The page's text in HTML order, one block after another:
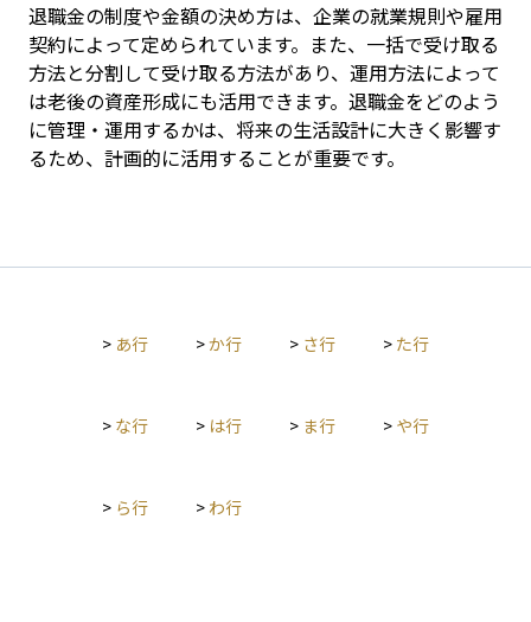
退職金の制度や金額の決め方は、企業の就業規則や雇用
契約によって定められています。また、一括で受け取る
方法と分割して受け取る方法があり、運用方法によって
は老後の資産形成にも活用できます。退職金をどのよう
に管理・運用するかは、将来の生活設計に大きく影響す
るため、計画的に活用することが重要です。
> あ行 >か行 > さ行 > た行
> な行 > は行 > ま行 > や行
> ら行 > わ行